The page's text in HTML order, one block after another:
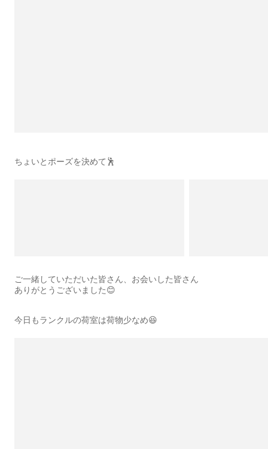
ちょいとポーズを決めて🕺
ご一緒していただいた皆さん、お会いした皆さん
ありがとうございました😊
今日もランクルの荷室は荷物少なめ😆